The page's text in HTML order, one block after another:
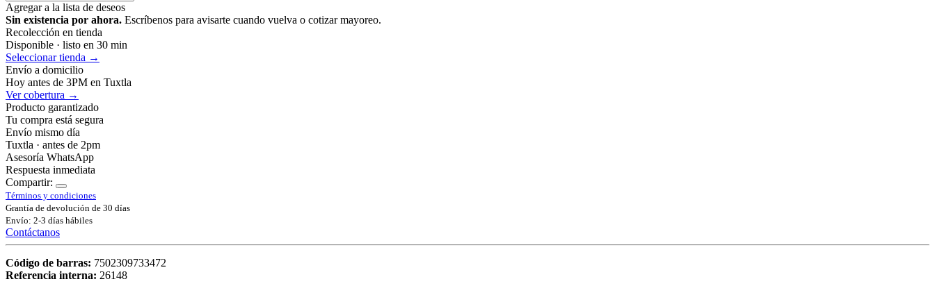
Agregar a la lista de deseos
Sin existencia por ahora. Escríbenos para avisarte cuando vuelva o cotizar mayoreo.
Recolección en tienda
Disponible · listo en 30 min
Seleccionar tienda →
Envío a domicilio
Hoy antes de 3PM en Tuxtla
Ver cobertura →
Producto garantizado
Tu compra está segura
Envío mismo día
Tuxtla · antes de 2pm
Asesoría WhatsApp
Respuesta inmediata
Compartir:
Términos y condiciones
Grantía de devolución de 30 días
Envío: 2-3 días hábiles
Contáctanos
Código de barras: 7502309733472
Referencia interna: 26148